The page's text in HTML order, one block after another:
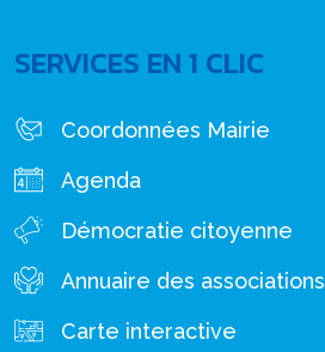
SERVICES EN 1 CLIC
Coordonnées Mairie
Agenda
Démocratie citoyenne
Annuaire des associations
Carte interactive